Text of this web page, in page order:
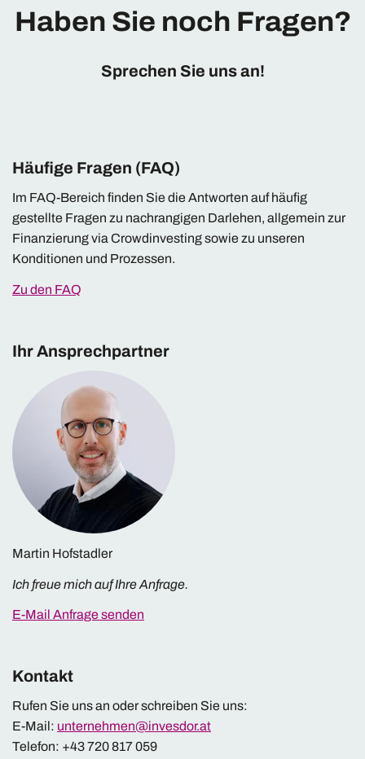
Haben Sie noch Fragen?
Sprechen Sie uns an!
Häufige Fragen (FAQ)
Im FAQ-Bereich finden Sie die Antworten auf häufig
gestellte Fragen zu nachrangigen Darlehen, allgemein zur
Finanzierung via Crowdinvesting sowie zu unseren
Konditionen und Prozessen.
Zu den FAQ
Ihr Ansprechpartner
Martin Hofstadler
Ich freue mich auf Ihre Anfrage.
E-Mail Anfrage senden
Kontakt
Rufen Sie uns an oder schreiben Sie uns:
E-Mail: unternehmen@invesdor.at
Telefon: +43 720 817 059